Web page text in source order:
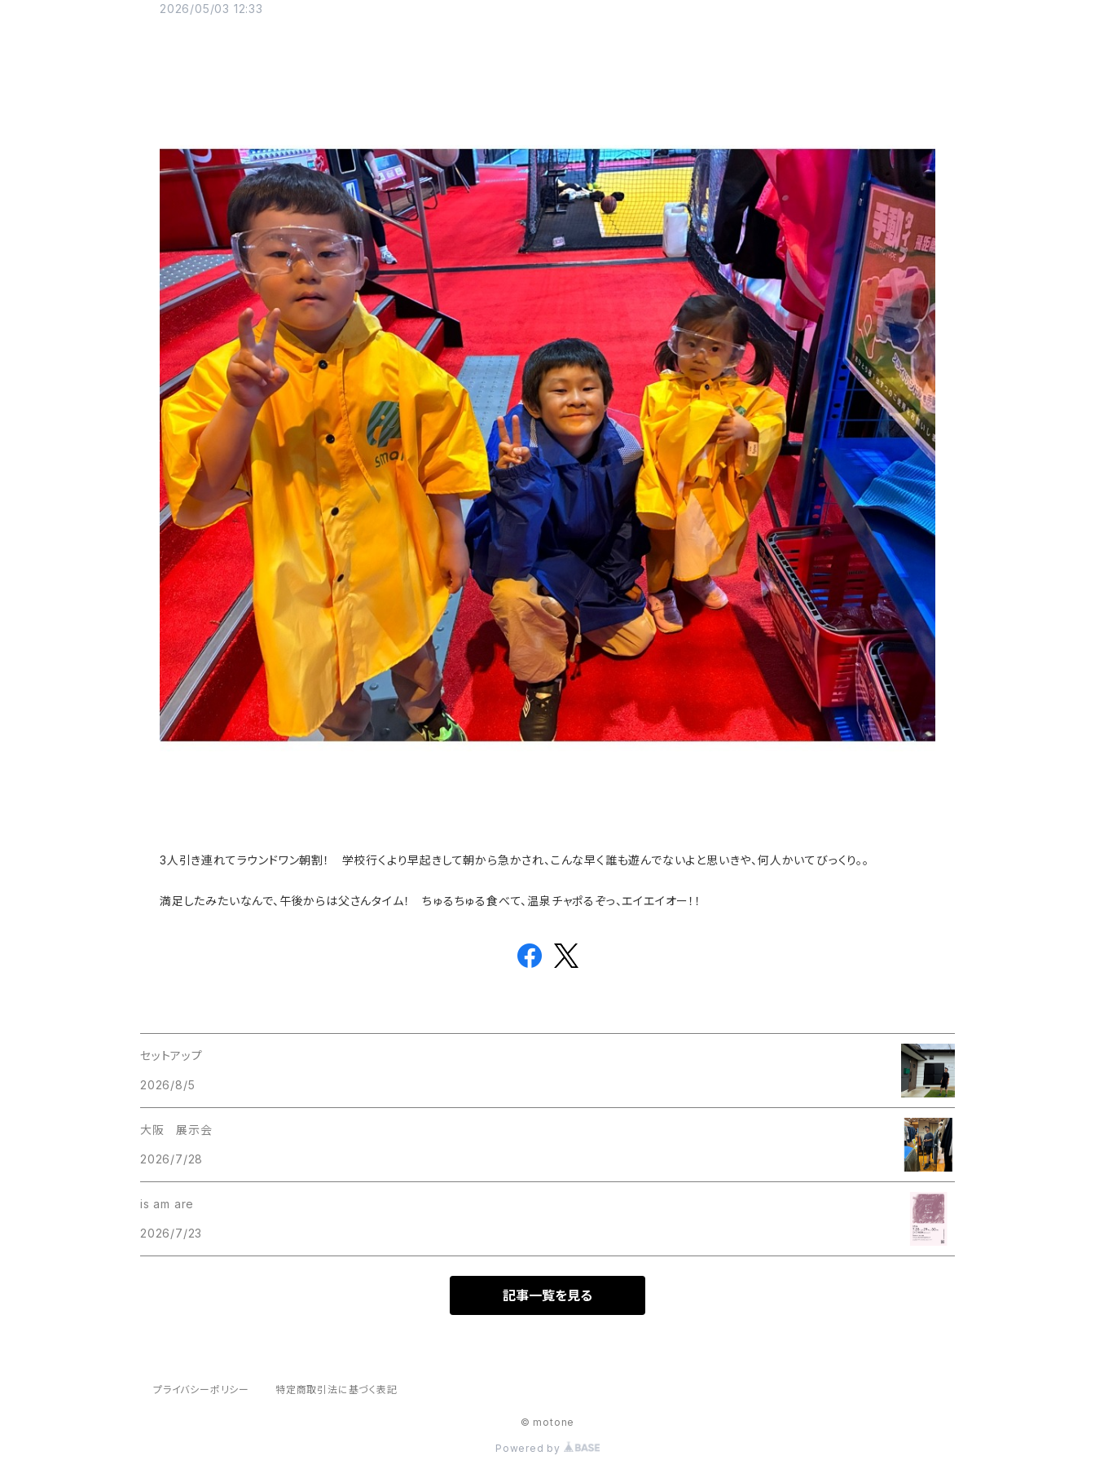
2026/05/03 12:33
3人引き連れてラウンドワン朝割！ 学校行くより早起きして朝から急かされ、こんな早く誰も遊んでないよと思いきや、何人かいてびっくり。。
満足したみたいなんで、午後からは父さんタイム！ ちゅるちゅる食べて、温泉チャポるぞっ、エイエイオー！！
セットアップ
2026/8/5
大阪 展示会
2026/7/28
is am are
2026/7/23
記事一覧を見る
プライバシーポリシー 特定商取引法に基づく表記
© motone
Powered by